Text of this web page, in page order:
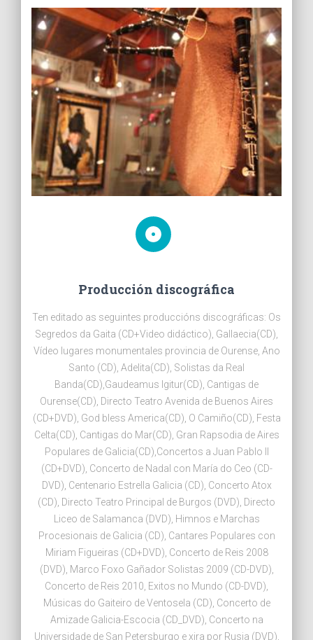
Producción discográfica
Ten editado as seguintes produccións discográficas: Os
Segredos da Gaita (CD+Video didáctico), Gallaecia(CD),
Vídeo lugares monumentales provincia de Ourense, Ano
Santo (CD), Adelita(CD), Solistas da Real
Banda(CD),Gaudeamus Igitur(CD), Cantigas de
Ourense(CD), Directo Teatro Avenida de Buenos Aires
(CD+DVD), God bless America(CD), O Camiño(CD), Festa
Celta(CD), Cantigas do Mar(CD), Gran Rapsodia de Aires
Populares de Galicia(CD),Concertos a Juan Pablo II
(CD+DVD), Concerto de Nadal con María do Ceo (CD-
DVD), Centenario Estrella Galicia (CD), Concerto Atox
(CD), Directo Teatro Principal de Burgos (DVD), Directo
Liceo de Salamanca (DVD), Himnos e Marchas
Procesionais de Galicia (CD), Cantares Populares con
Miriam Figueiras (CD+DVD), Concerto de Reis 2008
(DVD), Marco Foxo Gañador Solistas 2009 (CD-DVD),
Concerto de Reis 2010, Exitos no Mundo (CD-DVD),
Músicas do Gaiteiro de Ventosela (CD), Concerto de
Amizade Galicia-Escocia (CD_DVD), Concerto na
Universidade de San Petersburgo e xira por Rusia (DVD),